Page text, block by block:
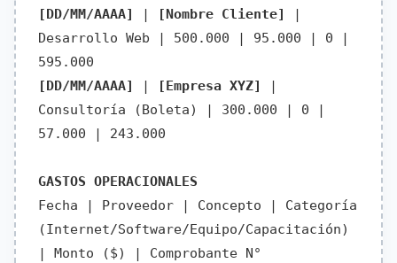
[DD/MM/AAAA]
| [Nombre Cliente]
|
Desarrollo Web | 500.000 | 95.000 | 0 |
595.000
[DD/MM/AAAA]
| [Empresa XYZ]
|
Consultoría (Boleta) | 300.000 | 0 |
57.000 | 243.000
GASTOS OPERACIONALES
Fecha | Proveedor | Concepto | Categoría
(Internet/Software/Equipo/Capacitación)
| Monto ($) | Comprobante N°